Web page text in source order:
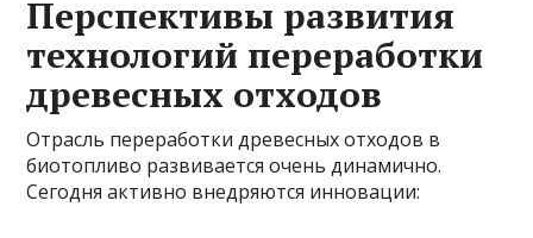
Перспективы развития
технологий переработки
древесных отходов
Отрасль переработки древесных отходов в
биотопливо развивается очень динамично.
Сегодня активно внедряются инновации: